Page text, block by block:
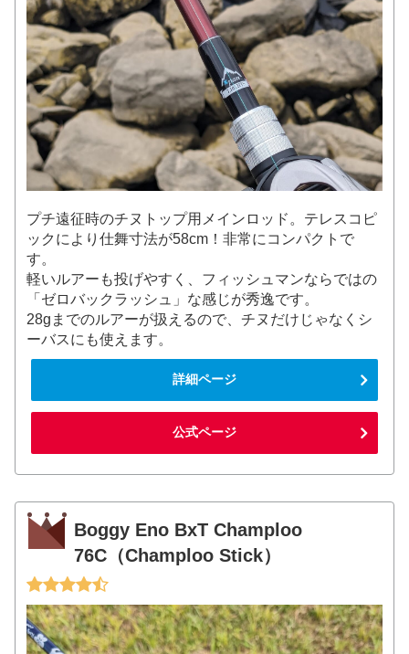
プチ遠征時のチヌトップ用メインロッド。テレスコピ
ックにより仕舞寸法が58cm！非常にコンパクトで
す。
軽いルアーも投げやすく、フィッシュマンならではの
「ゼロバックラッシュ」な感じが秀逸です。
28gまでのルアーが扱えるので、チヌだけじゃなくシ
ーバスにも使えます。
詳細ページ
公式ページ
Boggy Eno BxT Champloo
76C（Champloo Stick）